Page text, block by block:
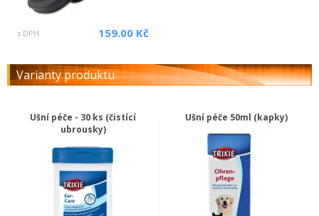
s DPH 159.00 Kč
Varianty produktu
Ušní péče - 30 ks (čistící
ubrousky)
Ušní péče 50ml (kapky)